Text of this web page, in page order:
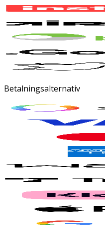
Betalningsalternativ